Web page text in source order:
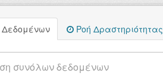
Ροή Δραστηριότητας